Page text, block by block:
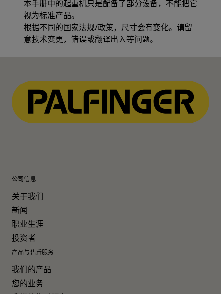
本手册中的起重机只是配备了部分设备，不能把它
视为标准产品。
根据不同的国家法规/政策，尺寸会有变化。请留
意技术变更，错误或翻译出入等问题。
公司信息
关于我们
新闻
职业生涯
投资者
产品与售后服务
我们的产品
您的业务